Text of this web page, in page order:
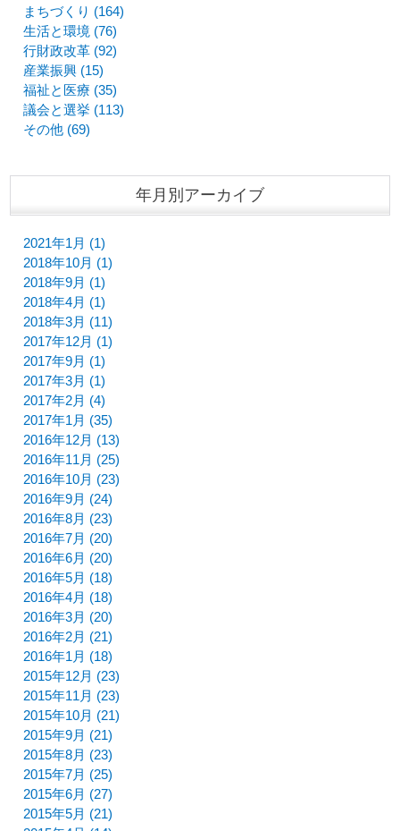
まちづくり (164)
生活と環境 (76)
行財政改革 (92)
産業振興 (15)
福祉と医療 (35)
議会と選挙 (113)
その他 (69)
年月別アーカイブ
2021年1月 (1)
2018年10月 (1)
2018年9月 (1)
2018年4月 (1)
2018年3月 (11)
2017年12月 (1)
2017年9月 (1)
2017年3月 (1)
2017年2月 (4)
2017年1月 (35)
2016年12月 (13)
2016年11月 (25)
2016年10月 (23)
2016年9月 (24)
2016年8月 (23)
2016年7月 (20)
2016年6月 (20)
2016年5月 (18)
2016年4月 (18)
2016年3月 (20)
2016年2月 (21)
2016年1月 (18)
2015年12月 (23)
2015年11月 (23)
2015年10月 (21)
2015年9月 (21)
2015年8月 (23)
2015年7月 (25)
2015年6月 (27)
2015年5月 (21)